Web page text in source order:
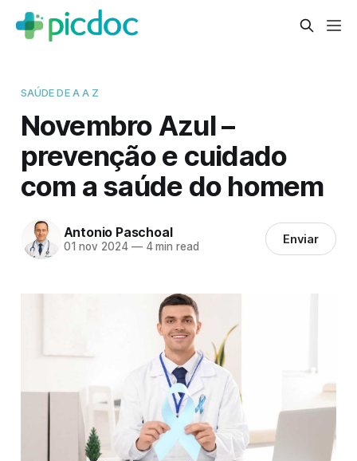
SAÚDE DE A A Z
Novembro Azul –
prevenção e cuidado
com a saúde do homem
Antonio Paschoal
01 nov 2024 —4 min read Enviar